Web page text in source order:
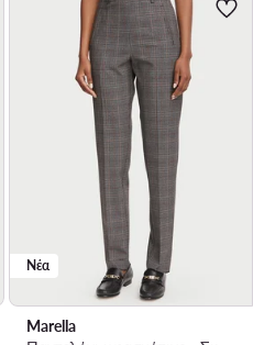
Νέα
Marella